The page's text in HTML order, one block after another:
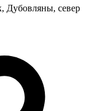
Дубовляны, север